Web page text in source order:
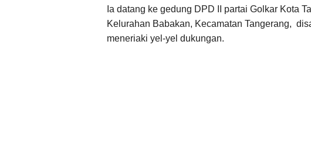
Ia datang ke gedung DPD II partai Golkar Kota
Kelurahan Babakan, Kecamatan Tangerang,
meneriaki yel-yel dukungan.